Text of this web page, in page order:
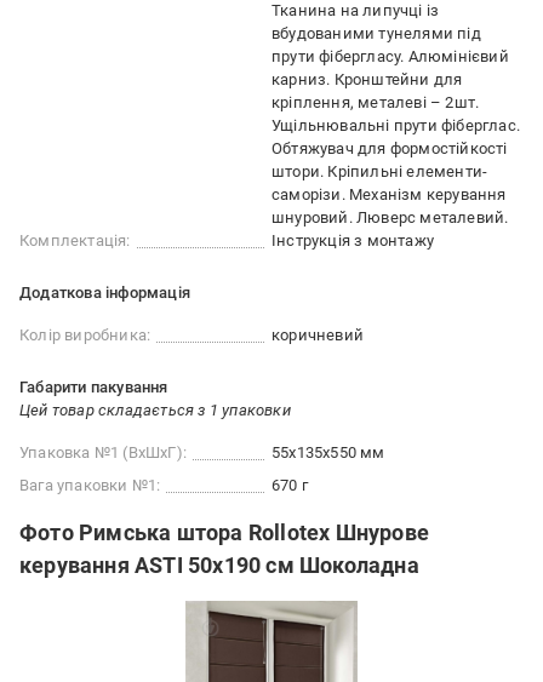
Комплектація:
Тканина на липучці із
вбудованими тунелями під
прути фібергласу. Алюмінієвий
карниз. Кронштейни для
кріплення, металеві – 2шт.
Ущільнювальні прути фіберглас.
Обтяжувач для формостійкості
штори. Кріпильні елементи-
саморізи. Механізм керування
шнуровий. Люверс металевий.
Інструкція з монтажу
Додаткова інформація
Колір виробника: коричневий
Габарити пакування
Цей товар складається з 1 упаковки
Упаковка №1 (ВхШхГ):
55x135x550 мм
Вага упаковки №1:
670 г
Фото Римська штора Rollotex Шнурове
керування ASTI 50x190 см Шоколадна